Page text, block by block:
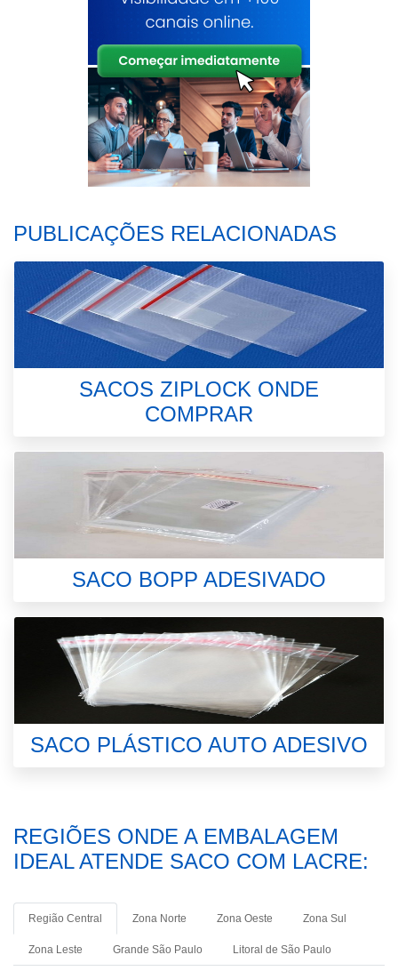
PUBLICAÇÕES RELACIONADAS
SACOS ZIPLOCK ONDE
COMPRAR
SACO BOPP ADESIVADO
SACO PLÁSTICO AUTO ADESIVO
REGIÕES ONDE A EMBALAGEM
IDEAL ATENDE SACO COM LACRE:
Região Central Zona Norte Zona Oeste Zona Sul
Zona Leste Grande São Paulo Litoral de São Paulo